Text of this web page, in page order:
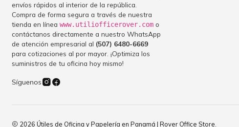
envíos rápidos al interior de la república.
Compra de forma segura a través de nuestra
tienda en línea www.utiliofficerover.com o
contáctanos directamente a nuestro WhatsApp
de atención empresarial al (507) 6480-6669
para cotizaciones al por mayor. ¡Optimiza los
suministros de tu oficina hoy mismo!
Síguenos
2026 Útiles de Oficina y Papelería en Panamá | Rover Office Store.